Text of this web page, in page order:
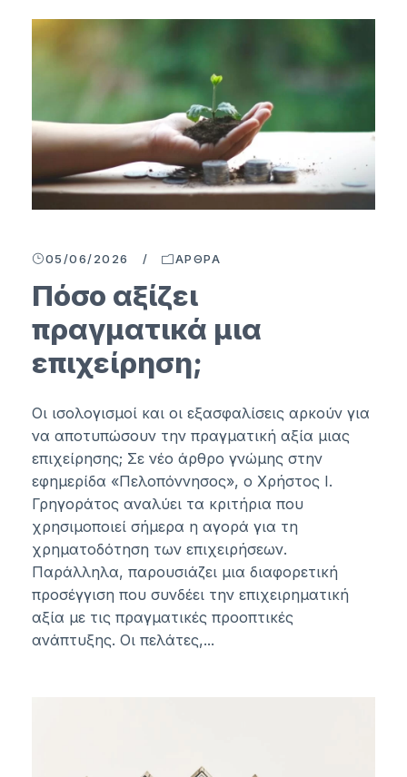
05/06/2026 / ΆΡΘΡΑ
Πόσο αξίζει
πραγματικά μια
επιχείρηση;
Οι ισολογισμοί και οι εξασφαλίσεις αρκούν για
να αποτυπώσουν την πραγματική αξία μιας
επιχείρησης; Σε νέο άρθρο γνώμης στην
εφημερίδα «Πελοπόννησος», ο Χρήστος Ι.
Γρηγοράτος αναλύει τα κριτήρια που
χρησιμοποιεί σήμερα η αγορά για τη
χρηματοδότηση των επιχειρήσεων.
Παράλληλα, παρουσιάζει μια διαφορετική
προσέγγιση που συνδέει την επιχειρηματική
αξία με τις πραγματικές προοπτικές
ανάπτυξης. Οι πελάτες,...